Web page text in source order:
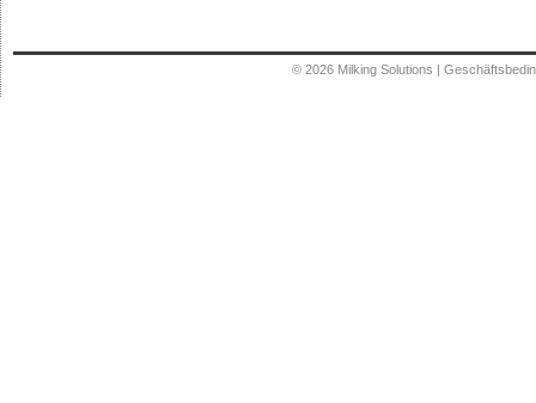
© 2026 Milking Solutions |